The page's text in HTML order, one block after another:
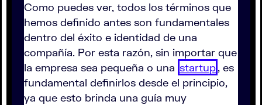
Como puedes ver, todos los términos que
hemos definido antes son fundamentales
dentro del éxito e identidad de una
compañía. Por esta razón, sin importar que
la empresa sea pequeña o una startup, es
fundamental definirlos desde el principio,
ya que esto brinda una guía muy